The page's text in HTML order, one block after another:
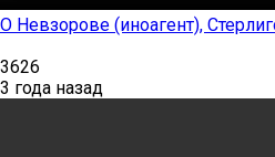
О Невзорове (иноагент),
3626
3 года назад